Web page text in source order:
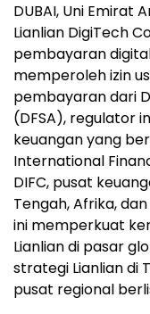
DUBAI, Uni Emirat
Lianlian DigiTech
pembayaran
memperoleh izin
pembayaran dari
(DFSA), regulator
keuangan yang
International
DIFC, pusat
Tengah, Afrika,
ini memperkuat
Lianlian di pasar
strategi Lianlian di
pusat regional